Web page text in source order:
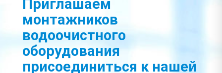
Приглашаем
монтажников
водоочистного
оборудования
присоединиться к нашей